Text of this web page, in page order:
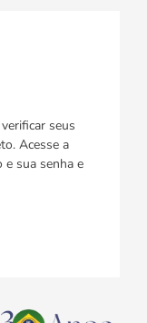
seus
Acesse a
e sua senha e